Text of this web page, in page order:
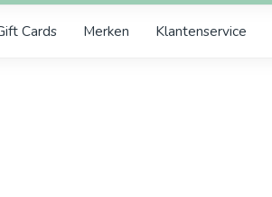
Cards Merken Klantenservice